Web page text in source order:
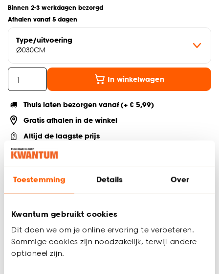
Toestemming Details Over
Kwantum gebruikt cookies
Dit doen we om je online ervaring te verbeteren.
Sommige cookies zijn noodzakelijk, terwijl andere
optioneel zijn.
Binnen 2-3 werkdagen bezorgd
Afhalen vanaf 5 dagen
Type/uitvoering
Ø030CM
In winkelwagen
Thuis laten bezorgen vanaf (+ € 5,99)
Gratis afhalen in de winkel
Altijd de laagste prijs
Deel jouw product & volg ons op social
Productomschrijving
van 30 cm en is een stijlvolle toevoeging aan elk interieur.
Gemaakt van duurzaam ijzer, is het niet alleen praktisch voor
het serveren, maar ook perfect als kaarsenplateau. Voeg